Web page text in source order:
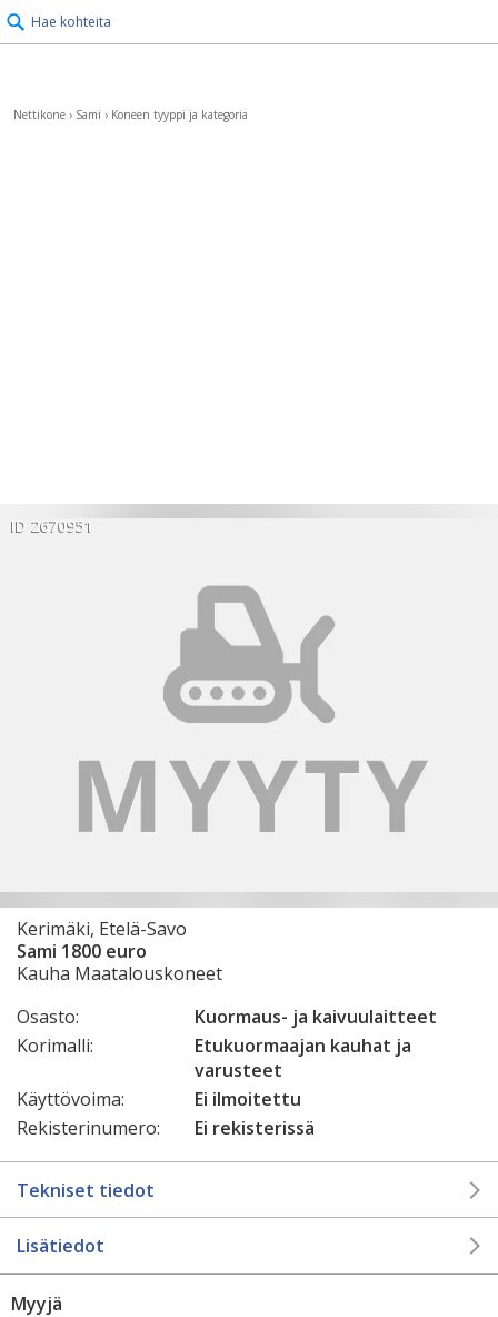
Hae kohteita
Nettikone › Sami › Koneen tyyppi ja kategoria
ID 2670951
Kerimäki, Etelä-Savo
Sami 1800 euro
Kauha Maatalouskoneet
Osasto:
Kuormaus- ja kaivuulaitteet
Korimalli:
Etukuormaajan kauhat ja
varusteet
Käyttövoima:
Ei ilmoitettu
Rekisterinumero:
Ei rekisterissä
Tekniset tiedot
Lisätiedot
Myyjä